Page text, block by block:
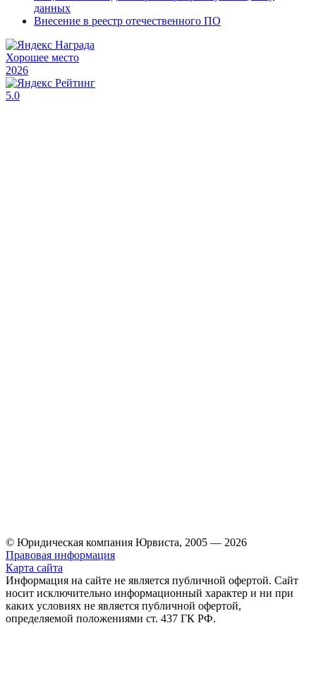
данных
Внесение в реестр отечественного ПО
Хорошее место
2026
5.0
© Юридическая компания Юрвиста, 2005 — 2026
Правовая информация
Карта сайта
Информация на сайте не является публичной офертой. Cайт
носит исключительно информационный характер и ни при
каких условиях не является публичной офертой,
определяемой положениями ст. 437 ГК РФ.